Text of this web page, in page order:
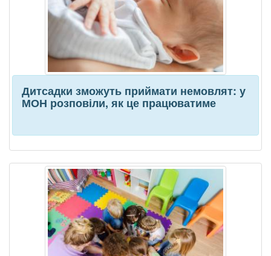
Дитсадки зможуть приймати немовлят: у
МОН розповіли, як це працюватиме